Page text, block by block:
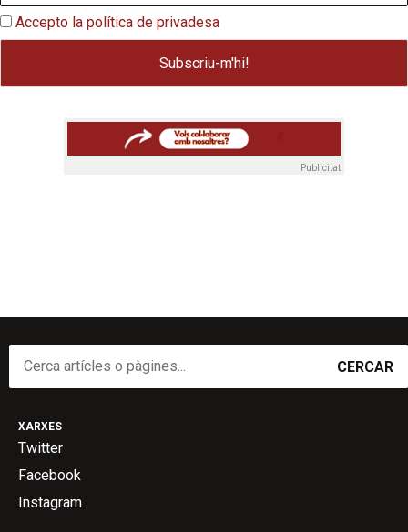
Accepto la política de privadesa
Publicitat
CERCAR
XARXES
Twitter
Facebook
Instagram